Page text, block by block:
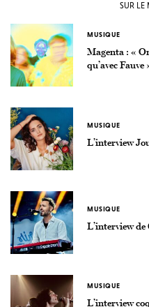
SUR LE
MUSIQUE
Magenta : «
qu’avec Fauve
MUSIQUE
L’interview
MUSIQUE
L’interview
MUSIQUE
L’interview